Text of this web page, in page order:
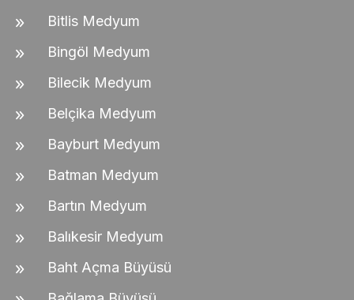
Bitlis Medyum
Bingöl Medyum
Bilecik Medyum
Belçika Medyum
Bayburt Medyum
Batman Medyum
Bartın Medyum
Balıkesir Medyum
Baht Açma Büyüsü